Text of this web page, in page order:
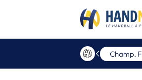
Champ.